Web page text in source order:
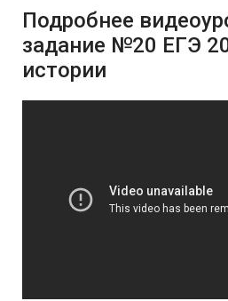
Подробнее
задание №20 ЕГЭ
истории